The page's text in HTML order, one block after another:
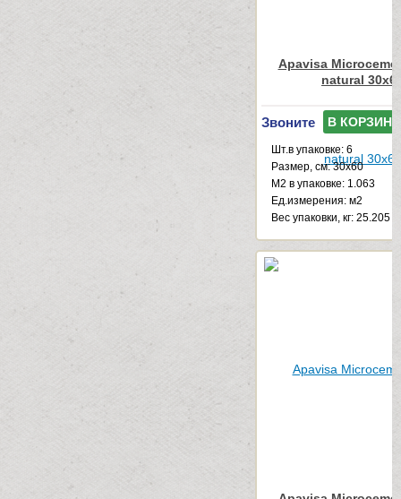
Apavisa
natural
Звоните В КОРЗИНУ
Шт.в упаковке: 6
Размер, см: 30x60
М2 в упаковке: 1.063
Ед.измерения: м2
Веc упаковки, кг: 25.205